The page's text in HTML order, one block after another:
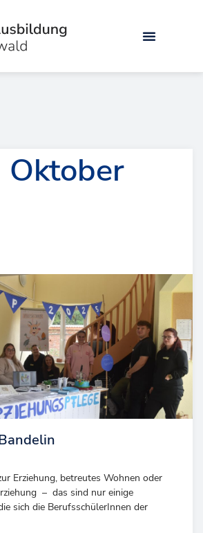
Oktober
Erziehung, betreutes Wohnen oder
– das sind nur einige
sich die BerufsschülerInnen der